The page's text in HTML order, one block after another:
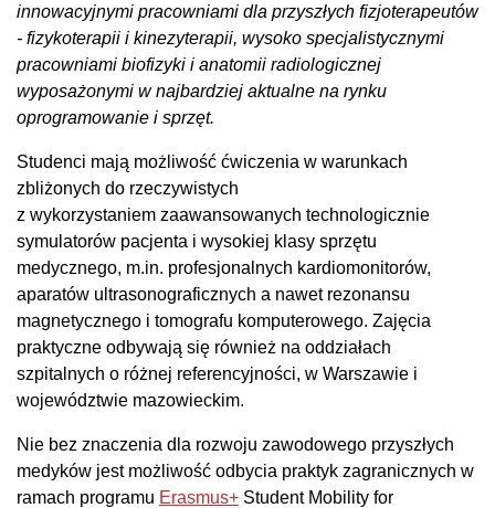
innowacyjnymi pracowniami dla przyszłych fizjoterapeutów
- fizykoterapii i kinezyterapii, wysoko specjalistycznymi
pracowniami biofizyki i anatomii radiologicznej
wyposażonymi w najbardziej aktualne na rynku
oprogramowanie i sprzęt.
Studenci mają możliwość ćwiczenia w warunkach
zbliżonych do rzeczywistych
z wykorzystaniem zaawansowanych technologicznie
symulatorów pacjenta i wysokiej klasy sprzętu
medycznego, m.in. profesjonalnych kardiomonitorów,
aparatów ultrasonograficznych a nawet rezonansu
magnetycznego i tomografu komputerowego. Zajęcia
praktyczne odbywają się również na oddziałach
szpitalnych o różnej referencyjności, w Warszawie i
województwie mazowieckim.
Nie bez znaczenia dla rozwoju zawodowego przyszłych
medyków jest możliwość odbycia praktyk zagranicznych w
ramach programu Erasmus+ Student Mobility for